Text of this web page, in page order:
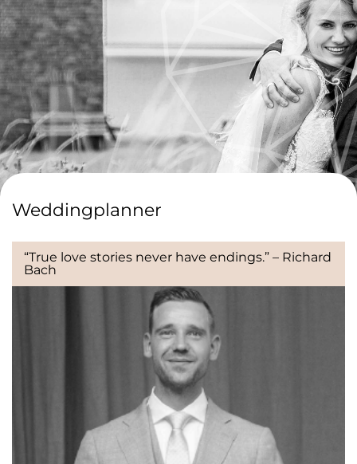
Weddingplanner
“True love stories never have endings.” – Richard
Bach